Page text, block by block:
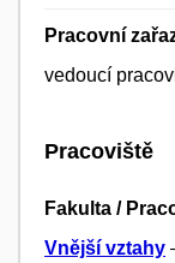
Pracovní
vedoucí
Pracoviště
Fakulta /
Vnější vztahy